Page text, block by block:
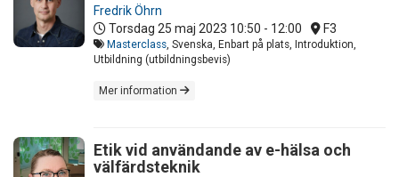
Fredrik Öhrn
Torsdag 25 maj 2023 10:50 - 12:00 F3
Masterclass, Svenska, Enbart på plats, Introduktion,
Utbildning (utbildningsbevis)
Mer information
Etik vid användande av e-hälsa och
välfärdsteknik